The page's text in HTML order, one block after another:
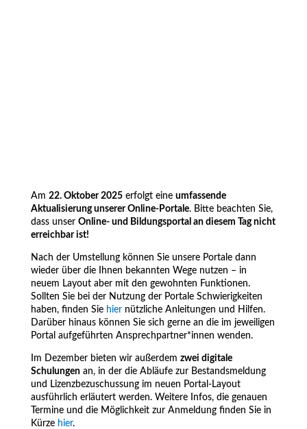
Am 22. Oktober 2025erfolgt eine umfassende
Aktualisierung unserer Online-Portale. Bitte beachten Sie,
dass unser Online- und Bildungsportal an diesem Tag nicht
erreichbar ist!
Nach der Umstellung können Sie unsere Portale dann
wieder über die Ihnen bekannten Wege nutzen – in
neuem Layout aber mit den gewohnten Funktionen.
Sollten Sie bei der Nutzung der Portale Schwierigkeiten
haben, finden Sie hiernützliche Anleitungen und Hilfen.
Darüber hinaus können Sie sich gerne an die im jeweiligen
Portal aufgeführten Ansprechpartner*innen wenden.
Im Dezember bieten wir außerdem zwei digitale
Schulungenan, in der die Abläufe zur Bestandsmeldung
und Lizenzbezuschussung im neuen Portal-Layout
ausführlich erläutert werden. Weitere Infos, die genauen
Termine und die Möglichkeit zur Anmeldung finden Sie in
Kürze hier.